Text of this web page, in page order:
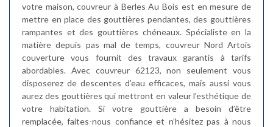
votre maison, couvreur à Berles Au Bois est en mesure de
mettre en place des gouttières pendantes, des gouttières
rampantes et des gouttières chéneaux. Spécialiste en la
matière depuis pas mal de temps, couvreur Nord Artois
couverture vous fournit des travaux garantis à tarifs
abordables. Avec couvreur 62123, non seulement vous
disposerez de descentes d’eau efficaces, mais aussi vous
aurez des gouttières qui mettront en valeur l’esthétique de
votre habitation. Si votre gouttière a besoin d’être
remplacée, faites-nous confiance et n’hésitez pas à nous